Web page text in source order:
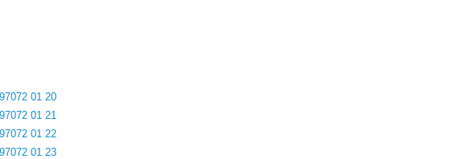
01 20
01 21
01 22
01 23